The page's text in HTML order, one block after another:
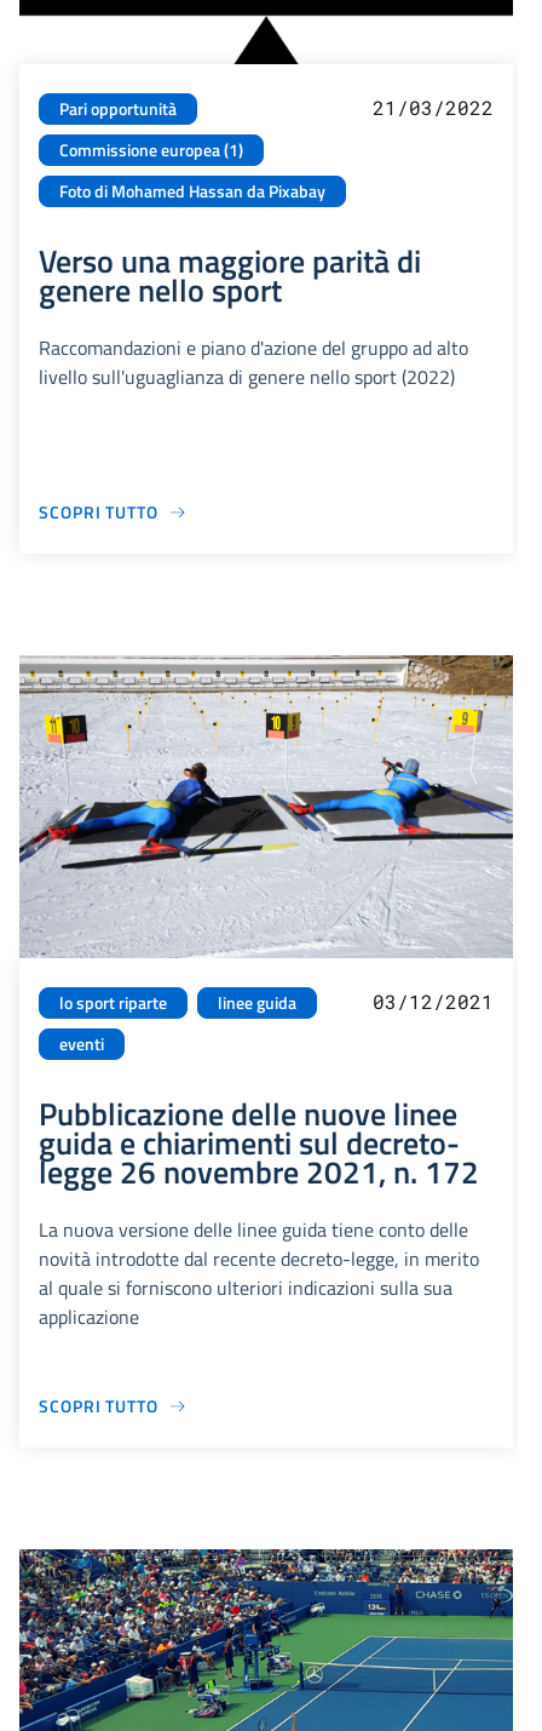
Pari opportunità
Commissione europea (1)
Foto di Mohamed Hassan da Pixabay
21/03/2022
Verso una maggiore parità di
genere nello sport
Raccomandazioni e piano d'azione del gruppo ad alto
livello sull'uguaglianza di genere nello sport (2022)
SCOPRI TUTTO
lo sport riparte
linee guida
eventi
03/12/2021
Pubblicazione delle nuove linee
guida e chiarimenti sul decreto-
legge 26 novembre 2021, n. 172
La nuova versione delle linee guida tiene conto delle
novità introdotte dal recente decreto-legge, in merito
al quale si forniscono ulteriori indicazioni sulla sua
applicazione
SCOPRI TUTTO